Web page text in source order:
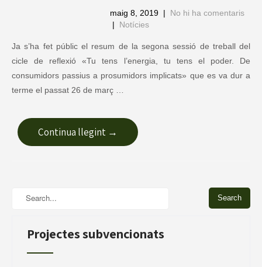
maig 8, 2019 | No hi ha comentaris
| Notícies
Ja s’ha fet públic el resum de la segona sessió de treball del
cicle de reflexió «Tu tens l’energia, tu tens el poder. De
consumidors passius a prosumidors implicats» que es va dur a
terme el passat 26 de març …
Continua llegint →
Projectes subvencionats